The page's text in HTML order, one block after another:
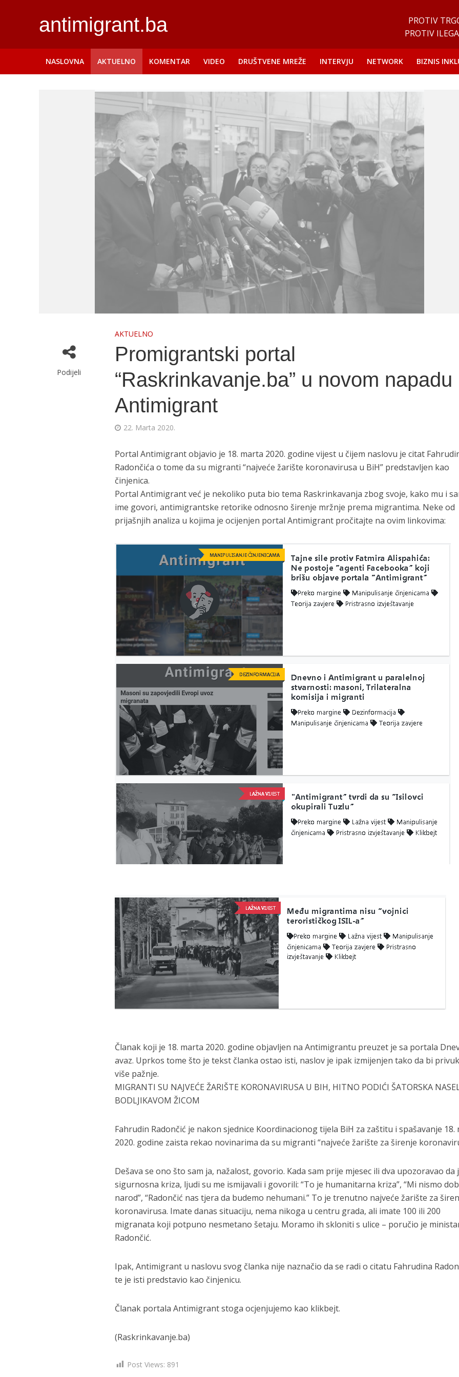
antimigrant.ba
PROTIV
PROTIV
NASLOVNA AKTUELNO KOMENTAR VIDEO DRUŠTVENE MREŽE INTERVJU NETWORK BIZNIS
Podijeli
AKTUELNO
Promigrantski portal
“Raskrinkavanje.ba” u novom napadu
Antimigrant
22. Marta 2020.
Portal Antimigrant objavio je 18. marta 2020. godine vijest u čijem naslovu je citat
Radončića o tome da su migranti “najveće žarište koronavirusa u BiH” predstavljen kao
činjenica.
Portal Antimigrant već je nekoliko puta bio tema Raskrinkavanja zbog svoje, kako mu i
ime govori, antimigrantske retorike odnosno širenje mržnje prema migrantima. Neke od
prijašnjih analiza u kojima je ocijenjen portal Antimigrant pročitajte na ovim linkovima:
Članak koji je 18. marta 2020. godine objavljen na Antimigrantu preuzet je sa portala
avaz. Uprkos tome što je tekst članka ostao isti, naslov je ipak izmijenjen tako da bi
više pažnje.
MIGRANTI SU NAJVEĆE ŽARIŠTE KORONAVIRUSA U BIH, HITNO PODIĆI ŠATORSKA
BODLJIKAVOM ŽICOM
Fahrudin Radončić je nakon sjednice Koordinacionog tijela BiH za zaštitu i spašavanje 18.
2020. godine zaista rekao novinarima da su migranti “najveće žarište za širenje
Dešava se ono što sam ja, nažalost, govorio. Kada sam prije mjesec ili dva upozoravao da
sigurnosna kriza, ljudi su me ismijavali i govorili: “To je humanitarna kriza”, “Mi nismo
narod”, “Radončić nas tjera da budemo nehumani.” To je trenutno najveće žarište za
koronavirusa. Imate danas situaciju, nema nikoga u centru grada, ali imate 100 ili 200
migranata koji potpuno nesmetano šetaju. Moramo ih skloniti s ulice – poručio je
Radončić.
Ipak, Antimigrant u naslovu svog članka nije naznačio da se radi o citatu Fahrudina
te je isti predstavio kao činjenicu.
Članak portala Antimigrant stoga ocjenjujemo kao klikbejt.
(Raskrinkavanje.ba)
Post Views: 891